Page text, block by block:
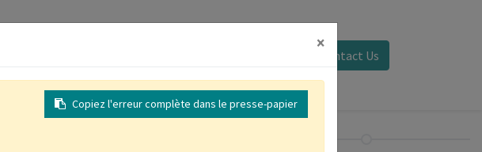
Contact Us
×
Copiez l'erreur complète dans le presse-papier